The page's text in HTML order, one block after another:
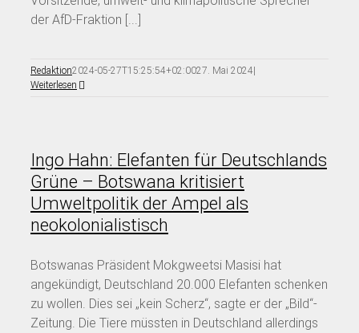
der AfD-Fraktion [...]
Redaktion2024-05-27T15:25:54+02:0027. Mai 2024|
Weiterlesen
Ingo Hahn: Elefanten für Deutschlands
Grüne – Botswana kritisiert
Umweltpolitik der Ampel als
neokolonialistisch
Botswanas Präsident Mokgweetsi Masisi hat
angekündigt, Deutschland 20.000 Elefanten schenken
zu wollen. Dies sei „kein Scherz“, sagte er der „Bild“-
Zeitung. Die Tiere müssten in Deutschland allerdings